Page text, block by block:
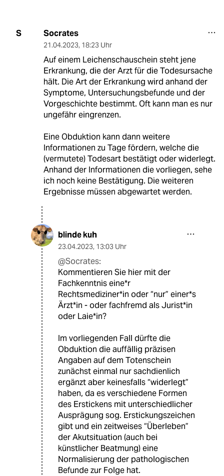
S Socrates
21.04.2023, 18:23 Uhr
Auf einem Leichenschauschein steht jene
Erkrankung, die der Arzt für die Todesursache
hält. Die Art der Erkrankung wird anhand der
Symptome, Untersuchungsbefunde und der
Vorgeschichte bestimmt. Oft kann man es nur
ungefähr eingrenzen.
Eine Obduktion kann dann weitere
Informationen zu Tage fördern, welche die
(vermutete) Todesart bestätigt oder widerlegt.
Anhand der Informationen die vorliegen, sehe
ich noch keine Bestätigung. Die weiteren
Ergebnisse müssen abgewartet werden.
blinde kuh
23.04.2023, 13:03 Uhr
@Socrates:
Kommentieren Sie hier mit der
Fachkenntnis eine*r
Rechtsmediziner*in oder “nur” einer*s
Ärzt*in - oder fachfremd als Jurist*in
oder Laie*in?
Im vorliegenden Fall dürfte die
Obduktion die auffällig präzisen
Angaben auf dem Totenschein
zunächst einmal nur sachdienlich
ergänzt aber keinesfalls “widerlegt”
haben, da es verschiedene Formen
des Erstickens mit unterschiedlicher
Ausprägung sog. Erstickungszeichen
gibt und ein zeitweises “Überleben”
der Akutsituation (auch bei
künstlicher Beatmung) eine
Normalisierung der pathologischen
Befunde zur Folge hat.